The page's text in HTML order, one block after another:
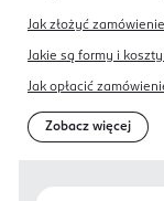
Jak złożyć
Jakie są formy i
Jak opłacić
Zobacz więcej